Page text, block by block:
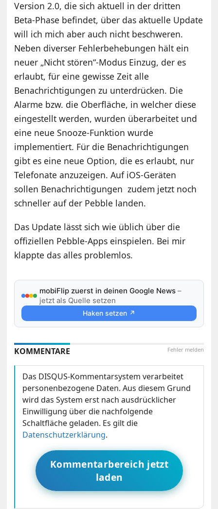
Version 2.0, die sich aktuell in der dritten
Beta-Phase befindet, über das aktuelle Update
will ich mich aber auch nicht beschweren.
Neben diverser Fehlerbehebungen hält ein
neuer „Nicht stören“-Modus Einzug, der es
erlaubt, für eine gewisse Zeit alle
Benachrichtigungen zu unterdrücken. Die
Alarme bzw. die Oberfläche, in welcher diese
eingestellt werden, wurden überarbeitet und
eine neue Snooze-Funktion wurde
implementiert. Für die Benachrichtigungen
gibt es eine neue Option, die es erlaubt, nur
Telefonate anzuzeigen. Auf iOS-Geräten
sollen Benachrichtigungen zudem jetzt noch
schneller auf der Pebble landen.
Das Update lässt sich wie üblich über die
offiziellen Pebble-Apps einspielen. Bei mir
klappte das alles problemlos.
mobiFlip zuerst in deinen Google News –
jetzt als Quelle setzen
Haken setzen ↗
Fehler melden
KOMMENTARE
Das DISQUS-Kommentarsystem verarbeitet
personenbezogene Daten. Aus diesem Grund
wird das System erst nach ausdrücklicher
Einwilligung über die nachfolgende
Schaltfläche geladen. Es gilt die
Datenschutzerklärung.
Kommentarbereich jetzt
laden